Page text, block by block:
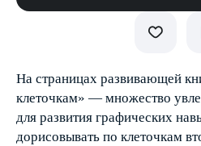
На страницах развивающей
клеточкам» — множество
для развития графических
дорисовывать по клеточкам